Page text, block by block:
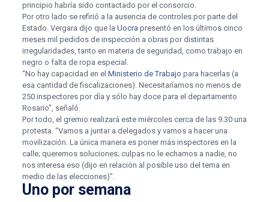
principio habría sido contactado por el consorcio.
Por otro lado se refirió a la ausencia de controles por parte del
Estado. Vergara dijo que la Uocra presentó en los últimos cinco
meses mil pedidos de inspección a obras por distintas
irregularidades, tanto en materia de seguridad, como trabajo en
negro o falta de ropa especial.
“No hay capacidad en el Ministerio de Trabajo para hacerlas (a
esa cantidad de fiscalizaciones). Necesitaríamos no menos de
250 inspectores por día y sólo hay doce para el departamento
Rosario”, señaló.
Por todo, el gremio realizará este miércoles cerca de las 9.30 una
protesta. “Vamos a juntar a delegados y vamos a hacer una
movilización. La única manera es poner más inspectores en la
calle; queremos soluciones; culpas no le echamos a nadie, no
nos interesa eso (dijo en relación al posible uso del tema en
medio de las elecciones)”.
Uno por semana